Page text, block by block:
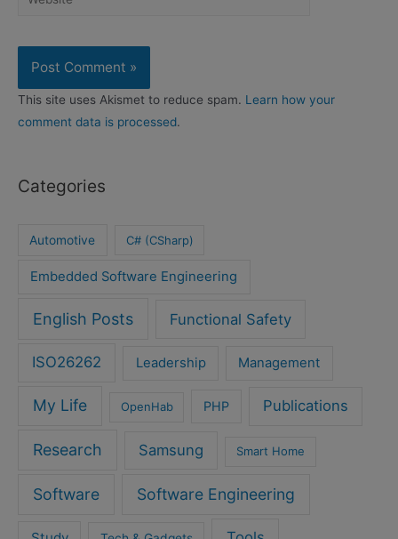
This site uses Akismet to reduce spam. Learn how your
comment data is processed.
Categories
Automotive C# (CSharp)
Embedded Software Engineering
English Posts Functional Safety
ISO26262 Leadership Management
My Life OpenHab PHP Publications
Research Samsung Smart Home
Software Software Engineering